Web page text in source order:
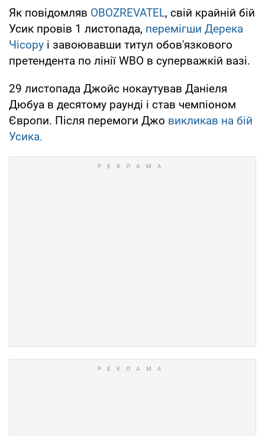
Як повідомляв OBOZREVATEL, свій крайній бій
Усик провів 1 листопада, перемігши Дерека
Чісору і завоювавши титул обов'язкового
претендента по лінії WBO в суперважкій вазі.
29 листопада Джойс нокаутував Даніеля
Дюбуа в десятому раунді і став чемпіоном
Європи. Після перемоги Джо викликав на бій
Усика.